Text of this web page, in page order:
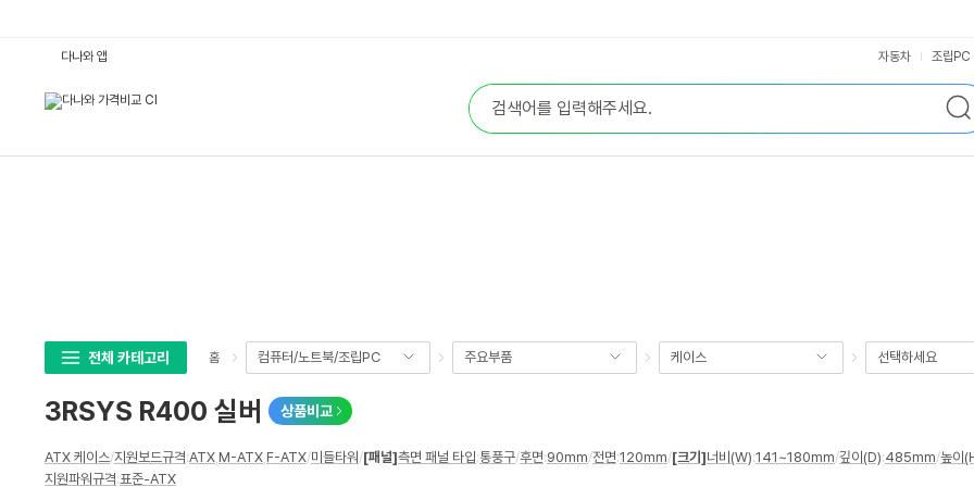
합
검
색
다나와 앱 자동차 조립PC
전체 카테고리 홈 컴퓨터/노트북/조립PC 주요부품 케이스 선택하세요
3RSYS R400 실버 상품비교
상
세
ATX 케이스/지원보드규격:ATX M-ATX F-ATX/미들타워 /[패널]측면 패널 타입:통풍구/후면:90mm/전면:120mm/[크기]너비(W):141~180mm/깊이(D):485mm/높이
지원파워규격:표준-ATX